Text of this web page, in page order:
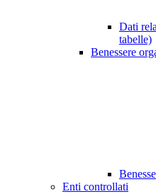
Dati
tabelle)
Benessere
Enti controllati